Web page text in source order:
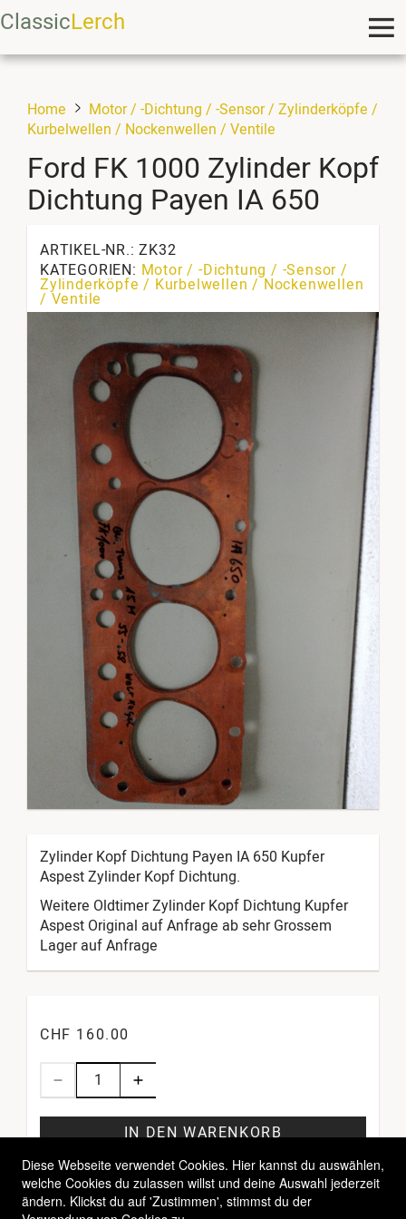
ClassicLerch
Home
Motor / -Dichtung / -Sensor / Zylinderköpfe /
Kurbelwellen / Nockenwellen / Ventile
Ford FK 1000 Zylinder Kopf
Dichtung Payen IA 650
ARTIKEL-NR.: ZK32
KATEGORIEN: Motor / -Dichtung / -Sensor /
Zylinderköpfe / Kurbelwellen / Nockenwellen
/ Ventile
Zylinder Kopf Dichtung Payen IA 650 Kupfer
Aspest Zylinder Kopf Dichtung.
Weitere Oldtimer Zylinder Kopf Dichtung Kupfer
Aspest Original auf Anfrage ab sehr Grossem
Lager auf Anfrage
CHF 160.00
IN DEN WARENKORB
Diese Webseite verwendet Cookies. Hier kannst du auswählen,
welche Cookies du zulassen willst und deine Auswahl jederzeit
ändern. Klickst du auf 'Zustimmen', stimmst du der